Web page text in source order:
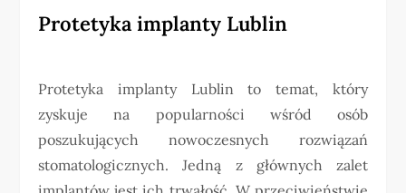
Protetyka implanty Lublin
Protetyka implanty Lublin to temat, który
zyskuje na popularności wśród osób
poszukujących nowoczesnych rozwiązań
stomatologicznych. Jedną z głównych zalet